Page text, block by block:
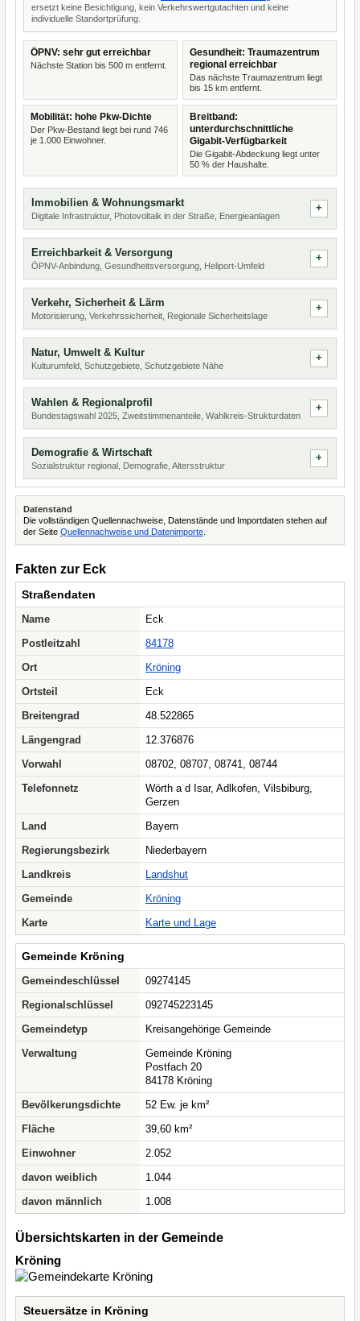
ersetzt keine Besichtigung, kein Verkehrswertgutachten und keine
individuelle Standortprüfung.
ÖPNV: sehr gut erreichbar
Nächste Station bis 500 m entfernt.
Gesundheit: Traumazentrum
regional erreichbar
Das nächste Traumazentrum liegt
bis 15 km entfernt.
Mobilität: hohe Pkw-Dichte
Der Pkw-Bestand liegt bei rund 746
je 1.000 Einwohner.
Breitband:
unterdurchschnittliche
Gigabit-Verfügbarkeit
Die Gigabit-Abdeckung liegt unter
50 % der Haushalte.
Immobilien & Wohnungsmarkt
Digitale Infrastruktur, Photovoltaik in der Straße, Energieanlagen
Erreichbarkeit & Versorgung
ÖPNV-Anbindung, Gesundheitsversorgung, Heliport-Umfeld
Verkehr, Sicherheit & Lärm
Motorisierung, Verkehrssicherheit, Regionale Sicherheitslage
Natur, Umwelt & Kultur
Kulturumfeld, Schutzgebiete, Schutzgebiete Nähe
Wahlen & Regionalprofil
Bundestagswahl 2025, Zweitstimmenanteile, Wahlkreis-Strukturdaten
Demografie & Wirtschaft
Sozialstruktur regional, Demografie, Altersstruktur
Datenstand
Die vollständigen Quellennachweise, Datenstände und Importdaten stehen auf
der Seite Quellennachweise und Datenimporte
Fakten zur Eck
Straßendaten
Name
Eck
Postleitzahl
84178
Ort
Kröning
Ortsteil
Eck
Breitengrad
48.522865
Längengrad
12.376876
Vorwahl
08702, 08707, 08741, 08744
Telefonnetz
Wörth a d Isar, Adlkofen, Vilsbiburg,
Gerzen
Land
Bayern
Regierungsbezirk
Niederbayern
Landkreis
Landshut
Gemeinde
Kröning
Karte
Karte und Lage
Gemeinde Kröning
Gemeindeschlüssel
09274145
Regionalschlüssel
092745223145
Gemeindetyp
Kreisangehörige Gemeinde
Verwaltung
Gemeinde Kröning
Postfach 20
84178 Kröning
Bevölkerungsdichte
52 Ew. je km²
Fläche
39,60 km²
Einwohner
2.052
davon weiblich
1.044
davon männlich
1.008
Übersichtskarten in der Gemeinde
Kröning
Steuersätze in Kröning